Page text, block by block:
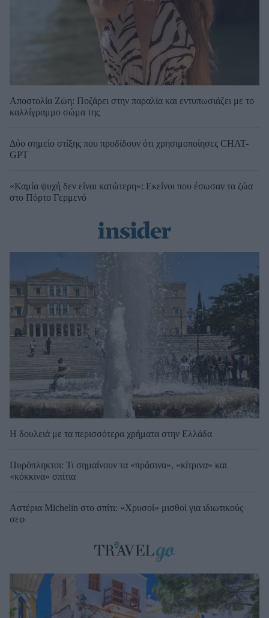
Αποστολία Ζώη: Ποζάρει στην παραλία και εντυπωσιάζει με το
καλλίγραμμο σώμα της
Δύο σημείο στίξης που προδίδουν ότι χρησιμοποίησες CHAT-
GPT
«Καμία ψυχή δεν είναι κατώτερη»: Εκείνοι που έσωσαν τα ζώα
στο Πόρτο Γερμενό
Η δουλειά με τα περισσότερα χρήματα στην Ελλάδα
Πυρόπληκτοι: Τι σημαίνουν τα «πράσινα», «κίτρινα» και
«κόκκινα» σπίτια
Αστέρια Michelin στο σπίτι: «Χρυσοί» μισθοί για ιδιωτικούς
σεφ